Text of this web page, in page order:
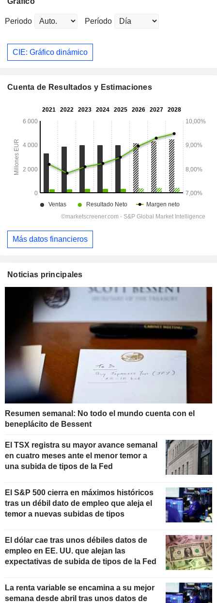
Periodo Período
CIE: Gráfico dinámico
Cuenta de Resultados y Estimaciones
Más datos financieros
Noticias principales
Resumen semanal: No todo el mundo cuenta con el
beneplácito de Bessent
El TSX registra su mayor avance semanal
en cuatro meses ante el menor temor a
una subida de tipos de la Fed
El S&P 500 cierra en máximos históricos
tras un débil dato de empleo que aleja el
temor a nuevas subidas de tipos
El dólar cae tras unos débiles datos de
empleo en EE. UU. que alejan las
expectativas de subida de tipos de la Fed
La renta variable se encamina a su mejor
semana desde abril tras unos datos de